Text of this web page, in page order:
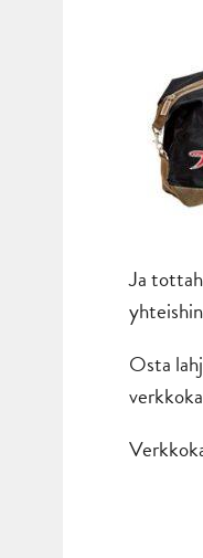
Ja
Osta